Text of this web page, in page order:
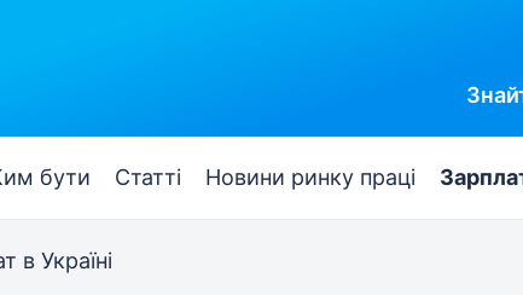
бути Статті Новини ринку праці
в Україні